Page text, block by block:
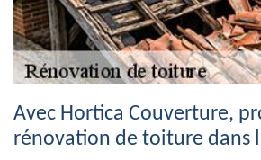
Avec Hortica Couverture,
rénovation de toiture dans